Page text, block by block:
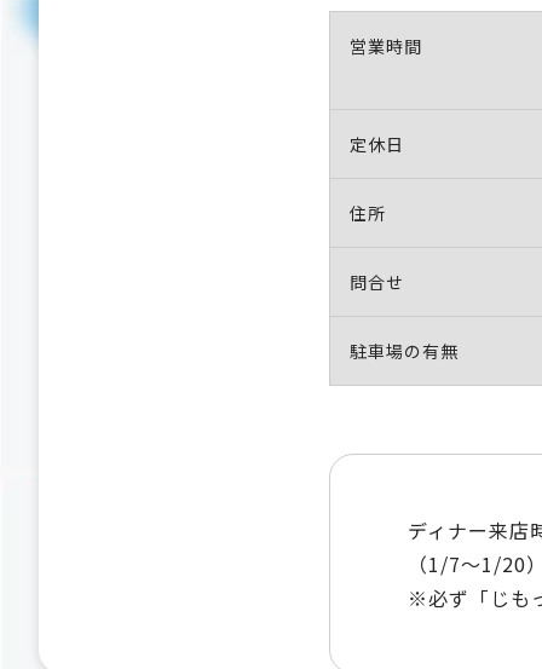
営業時間
定休日
住所
問合せ
駐車場の有無
ディナー来店
（1/7～1/20
※必ず「じも